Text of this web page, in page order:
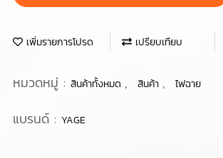
เพิ่มรายการโปรด เปรียบเทียบ
หมวดหมู่ : สินค้าทั้งหมด , สินค้า , ไฟฉาย
แบรนด์ : YAGE